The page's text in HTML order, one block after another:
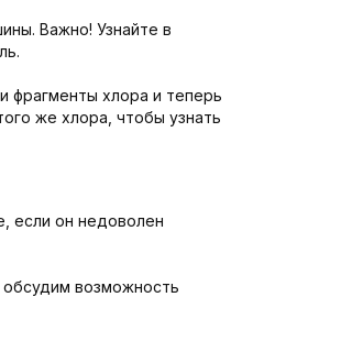
Важно! Узнайте в
фрагменты хлора и теперь
же хлора, чтобы узнать
если он недоволен
обсудим возможность